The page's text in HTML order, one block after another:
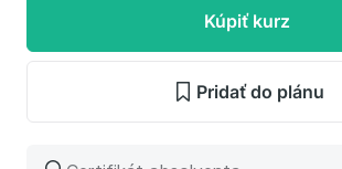
Kúpiť kurz
Pridať do plánu